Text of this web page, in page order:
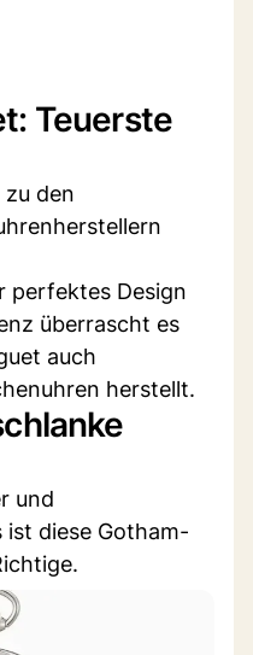
Teuerste
den
perfektes Design
überrascht es
auch
herstellt.
und
ist diese Gotham-